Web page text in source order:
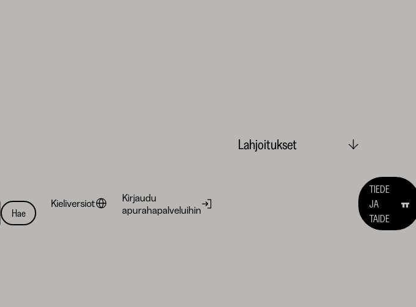
Hae
Kieliversiot
Kirjaudu
apurahapalveluihin
Lahjoitukset
TIEDE
JA
TAIDE